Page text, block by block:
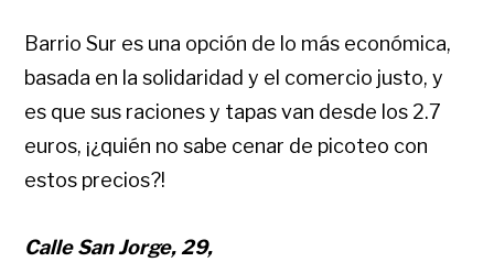
Barrio Sur es una opción de lo más económica,
basada en la solidaridad y el comercio justo, y
es que sus raciones y tapas van desde los 2.7
euros, ¡¿quién no sabe cenar de picoteo con
estos precios?!
Calle San Jorge, 29,